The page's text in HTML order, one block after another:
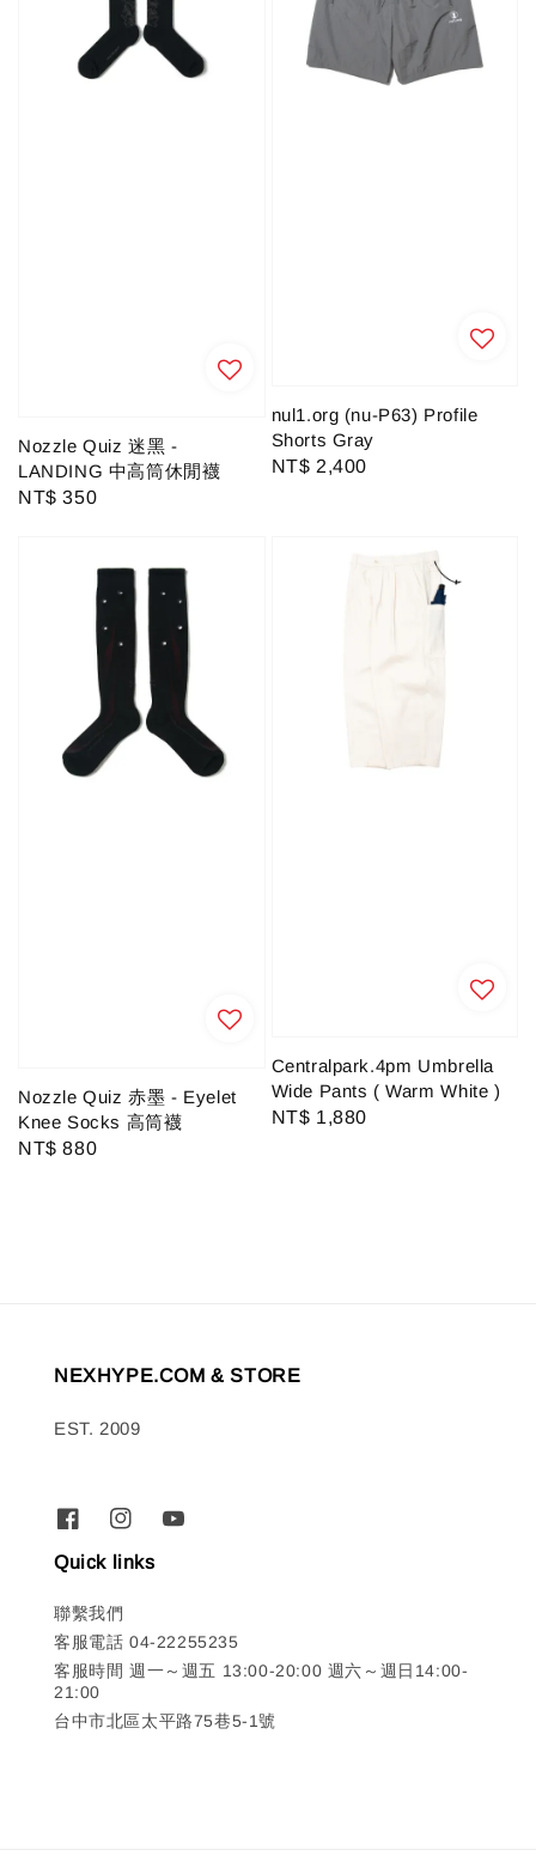
Nozzle Quiz 迷黑 -
LANDING 中高筒休閒襪
Regular
NT$ 350
nul1.org (nu-P63) Profile
Shorts Gray
Regular
NT$ 2,400
Nozzle Quiz 赤墨 - Eyelet
Knee Socks 高筒襪
Regular
NT$ 880
Centralpark.4pm Umbrella
Wide Pants ( Warm White )
Regular
NT$ 1,880
NEXHYPE.COM & STORE
EST. 2009
Quick links
聯繫我們
客服電話 04-22255235
客服時間 週一～週五 13:00-20:00 週六～週日14:00-
21:00
台中市北區太平路75巷5-1號